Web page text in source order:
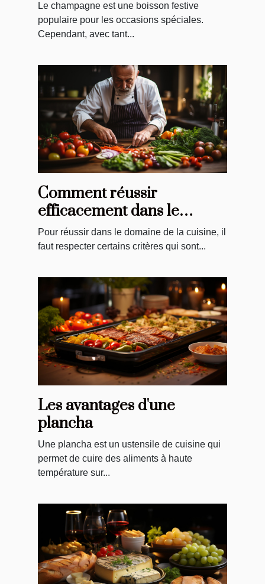
Le champagne est une boisson festive
populaire pour les occasions spéciales.
Cependant, avec tant...
Comment réussir
efficacement dans le
domaine de la cuisine ?
Pour réussir dans le domaine de la cuisine, il
faut respecter certains critères qui sont...
Les avantages d'une
plancha
Une plancha est un ustensile de cuisine qui
permet de cuire des aliments à haute
température sur...